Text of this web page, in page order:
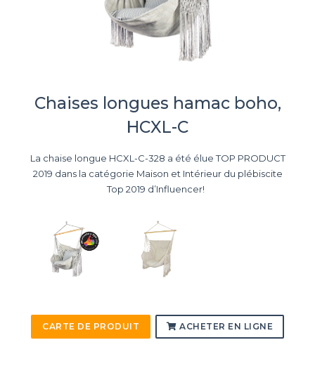
Chaises longues hamac boho,
HCXL-C
La chaise longue HCXL-C-328 a été élue TOP PRODUCT
2019 dans la catégorie Maison et Intérieur du plébiscite
Top 2019 d’Influencer!
CARTE DE PRODUIT ACHETER EN LIGNE